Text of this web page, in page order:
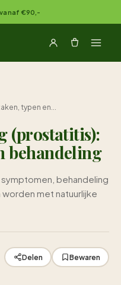
€90,-
typen en...
(prostatitis):
behandeling
behandeling
met natuurlijke
Delen Bewaren